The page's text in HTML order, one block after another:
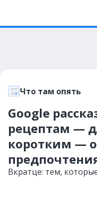
Что там опять
Google
рецептам —
коротким —
Вкратце: тем,